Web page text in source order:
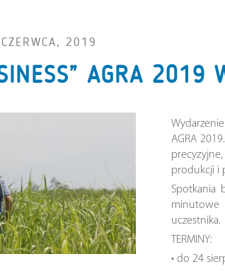
2019
AGRA 2019
AGRA
produkcji i
Spotkania
minutowe
uczestnika.
TERMINY:
• do 24